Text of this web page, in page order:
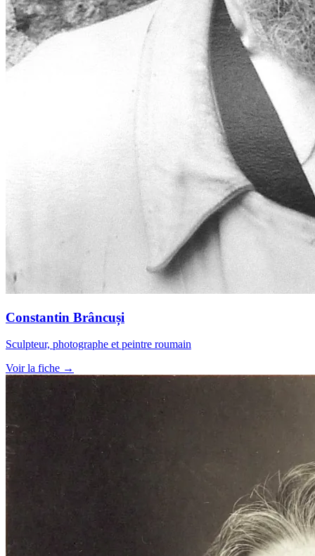
Constantin Brâncuși
Sculpteur, photographe et peintre roumain
Voir la fiche →